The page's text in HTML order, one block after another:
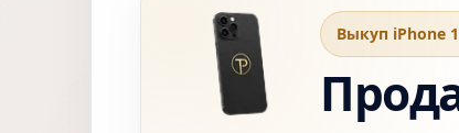
Выкуп iPhone